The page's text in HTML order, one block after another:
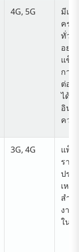
4G, 5G
มีเค
ครอ
ทั่วป
อย่าง
แข็ง
การ
ต่อที่
ได้
อินเ
ควา
3G, 4G
แพ็ค
ราค
ประ
เหม
สำห
งาน
ในเ